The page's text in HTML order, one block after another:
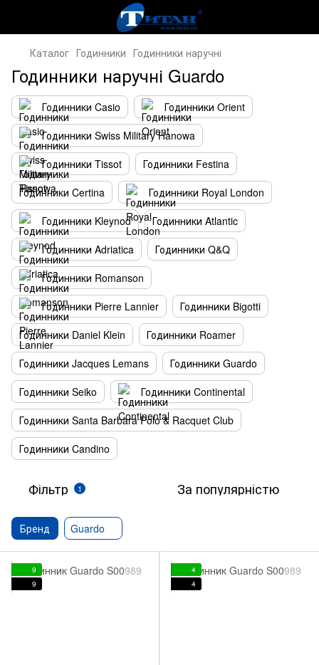
Каталог Годинники Годинники наручні
Годинники наручні Guardo
Годинники Casio
Годинники Orient
Годинники Swiss Military Hanowa
Годинники Tissot
Годинники Festina
Годинники Certina
Годинники Royal London
Годинники Kleynod
Годинники Atlantic
Годинники Adriatica
Годинники Q&Q
Годинники Romanson
Годинники Pierre Lannier
Годинники Bigotti
Годинники Daniel Klein
Годинники Roamer
Годинники Jacques Lemans
Годинники Guardo
Годинники Seiko
Годинники Continental
Годинники Santa Barbara Polo & Racquet Club
Годинники Candino
Фільтр 1 За популярністю
Бренд Guardo
9
9
4
4